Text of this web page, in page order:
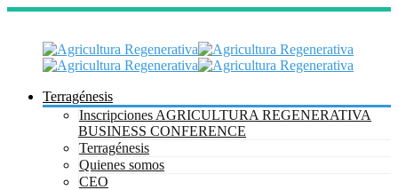
Terragénesis
Inscripciones AGRICULTURA REGENERATIVA
BUSINESS CONFERENCE
Terragénesis
Quienes somos
CEO